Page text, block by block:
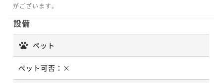
がございます。
設備
ペット
ペット可否： ×